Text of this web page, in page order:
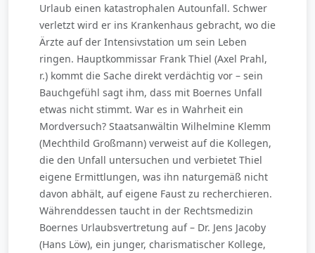
Urlaub einen katastrophalen Autounfall. Schwer
verletzt wird er ins Krankenhaus gebracht, wo die
Ärzte auf der Intensivstation um sein Leben
ringen. Hauptkommissar Frank Thiel (Axel Prahl,
r.) kommt die Sache direkt verdächtig vor – sein
Bauchgefühl sagt ihm, dass mit Boernes Unfall
etwas nicht stimmt. War es in Wahrheit ein
Mordversuch? Staatsanwältin Wilhelmine Klemm
(Mechthild Großmann) verweist auf die Kollegen,
die den Unfall untersuchen und verbietet Thiel
eigene Ermittlungen, was ihn naturgemäß nicht
davon abhält, auf eigene Faust zu recherchieren.
Währenddessen taucht in der Rechtsmedizin
Boernes Urlaubsvertretung auf – Dr. Jens Jacoby
(Hans Löw), ein junger, charismatischer Kollege,